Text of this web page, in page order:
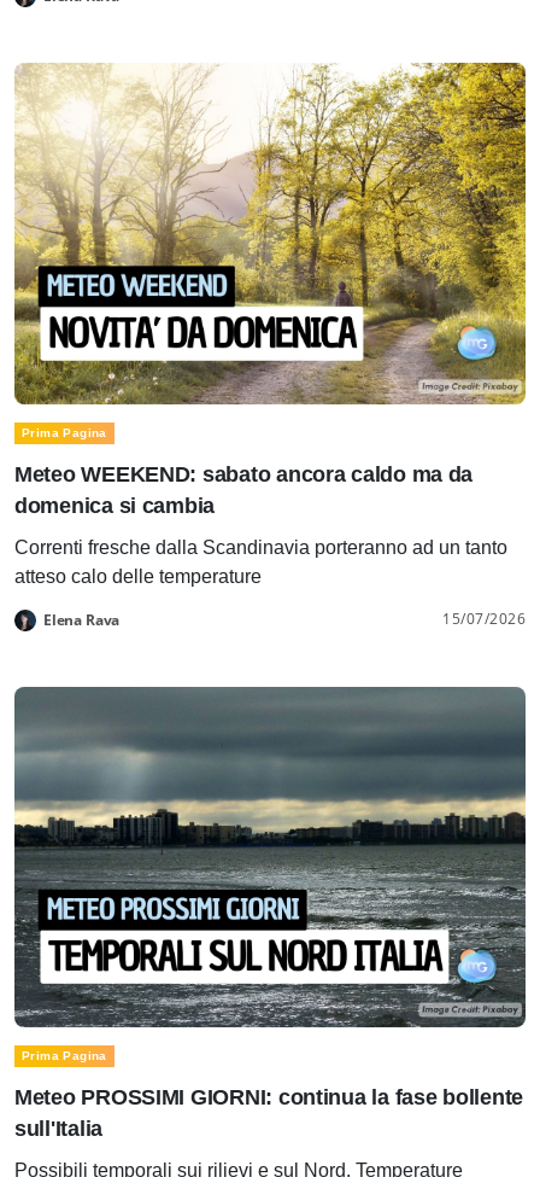
Prima Pagina
Meteo WEEKEND: sabato ancora caldo ma da
domenica si cambia
Correnti fresche dalla Scandinavia porteranno ad un tanto
atteso calo delle temperature
Elena Rava 15/07/2026
Prima Pagina
Meteo PROSSIMI GIORNI: continua la fase bollente
sull'Italia
Possibili temporali sui rilievi e sul Nord. Temperature